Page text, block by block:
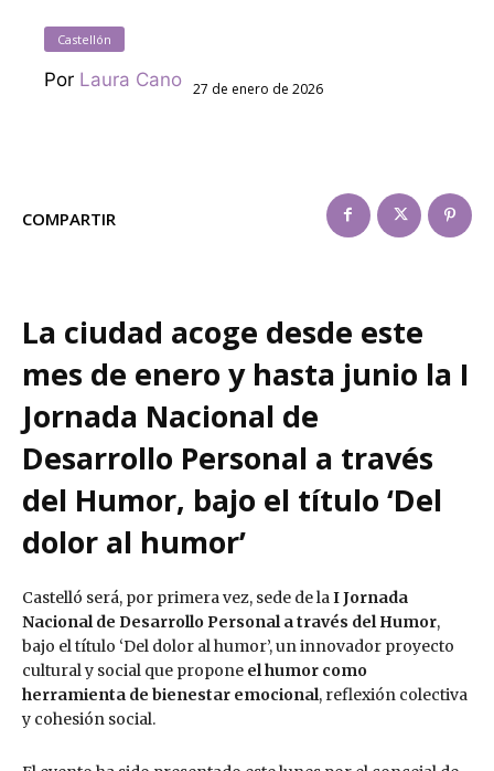
Castellón
Por Laura Cano 27 de enero de 2026
COMPARTIR
La ciudad acoge desde este
mes de enero y hasta junio la I
Jornada Nacional de
Desarrollo Personal a través
del Humor, bajo el título ‘Del
dolor al humor’
Castelló será, por primera vez, sede de la I Jornada
Nacional de Desarrollo Personal a través del Humor,
bajo el título ‘Del dolor al humor’, un innovador proyecto
cultural y social que propone el humor como
herramienta de bienestar emocional, reflexión colectiva
y cohesión social.